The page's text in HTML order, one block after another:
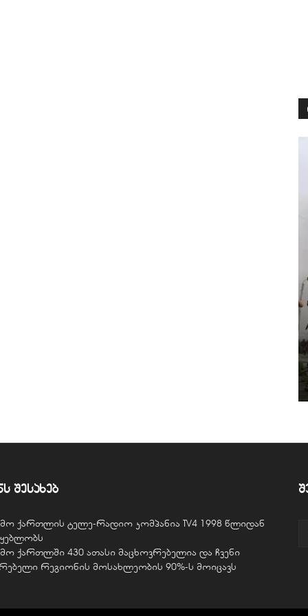
შესახებ
ქართლის ტელე-რადიო კომპანია TV4 1998 წლიდან
ქართლში 430 ათასი მაცხოვრებელია და ჩვენი
რეგიონის მოსახლეობის 90%-ს მოიცავს